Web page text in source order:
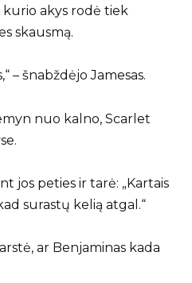
kurio akys rodė tiek
skausmą.
– šnabždėjo Jamesas.
nuo kalno, Scarlet
jos peties ir tarė: „Kartais
surastų kelią atgal.“
ar Benjaminas kada